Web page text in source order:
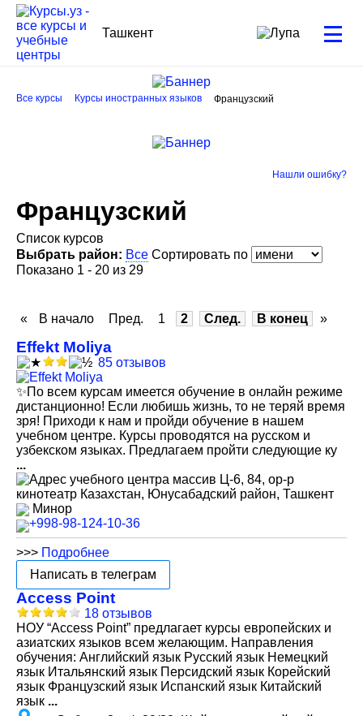
Ташкент
Все курсы Курсы иностранных языков Французский
Нашли ошибку?
Французский
Список курсов
Выбрать район: Все Сортировать по
Показано 1 - 20 из 29
« В начало Пред. 1 2 След. В конец »
Effekt Moliya
85 отзывов
✨По всем курсам имеется обучение в онлайн режиме
дистанционно! Если любишь жизнь, то не теряй время
зря! Приходи к нам и пройди обучение в нашем
учебном центре. Курсы проводятся на русском и
узбекском языках. Предлагаем пройти следующие ку
...
массив Ц-6, 84, ор-р
кинотеатр Казахстан, Юнусабадский район, Ташкент
Минор
+998-98-124-10-36
>>> Подробнее
Написать в телеграм
Access Point
18 отзывов
НОУ “Access Point” предлагает курсы европейских и
азиатских языков всем желающим. Направления
обучения: Английский язык Русский язык Немецкий
язык Итальянский язык Персидский язык Корейский
язык Французский язык Испанский язык Китайский
язык ...